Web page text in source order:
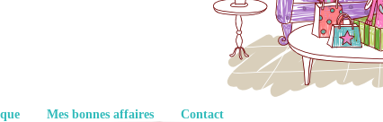
Mes bonnes affaires Contact